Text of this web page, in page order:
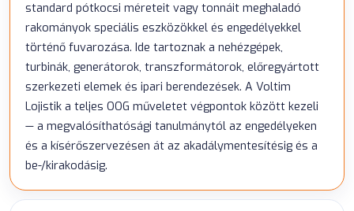
standard pótkocsi méreteit vagy tonnáit meghaladó
rakományok speciális eszközökkel és engedélyekkel
történő fuvarozása. Ide tartoznak a nehézgépek,
turbinák, generátorok, transzformátorok, előregyártott
szerkezeti elemek és ipari berendezések. A Voltim
Lojistik a teljes OOG műveletet végpontok között kezeli
— a megvalósíthatósági tanulmánytól az engedélyeken
és a kísérőszervezésen át az akadálymentesítésig és a
be-/kirakodásig.